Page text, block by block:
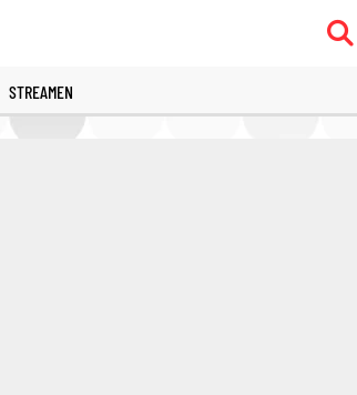
STREAMEN